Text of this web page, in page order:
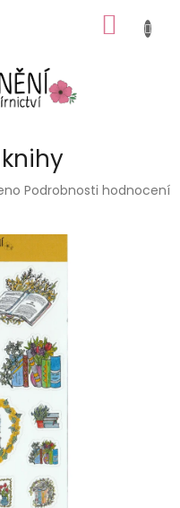
KOŠÍK
Podrobnosti hodnocení